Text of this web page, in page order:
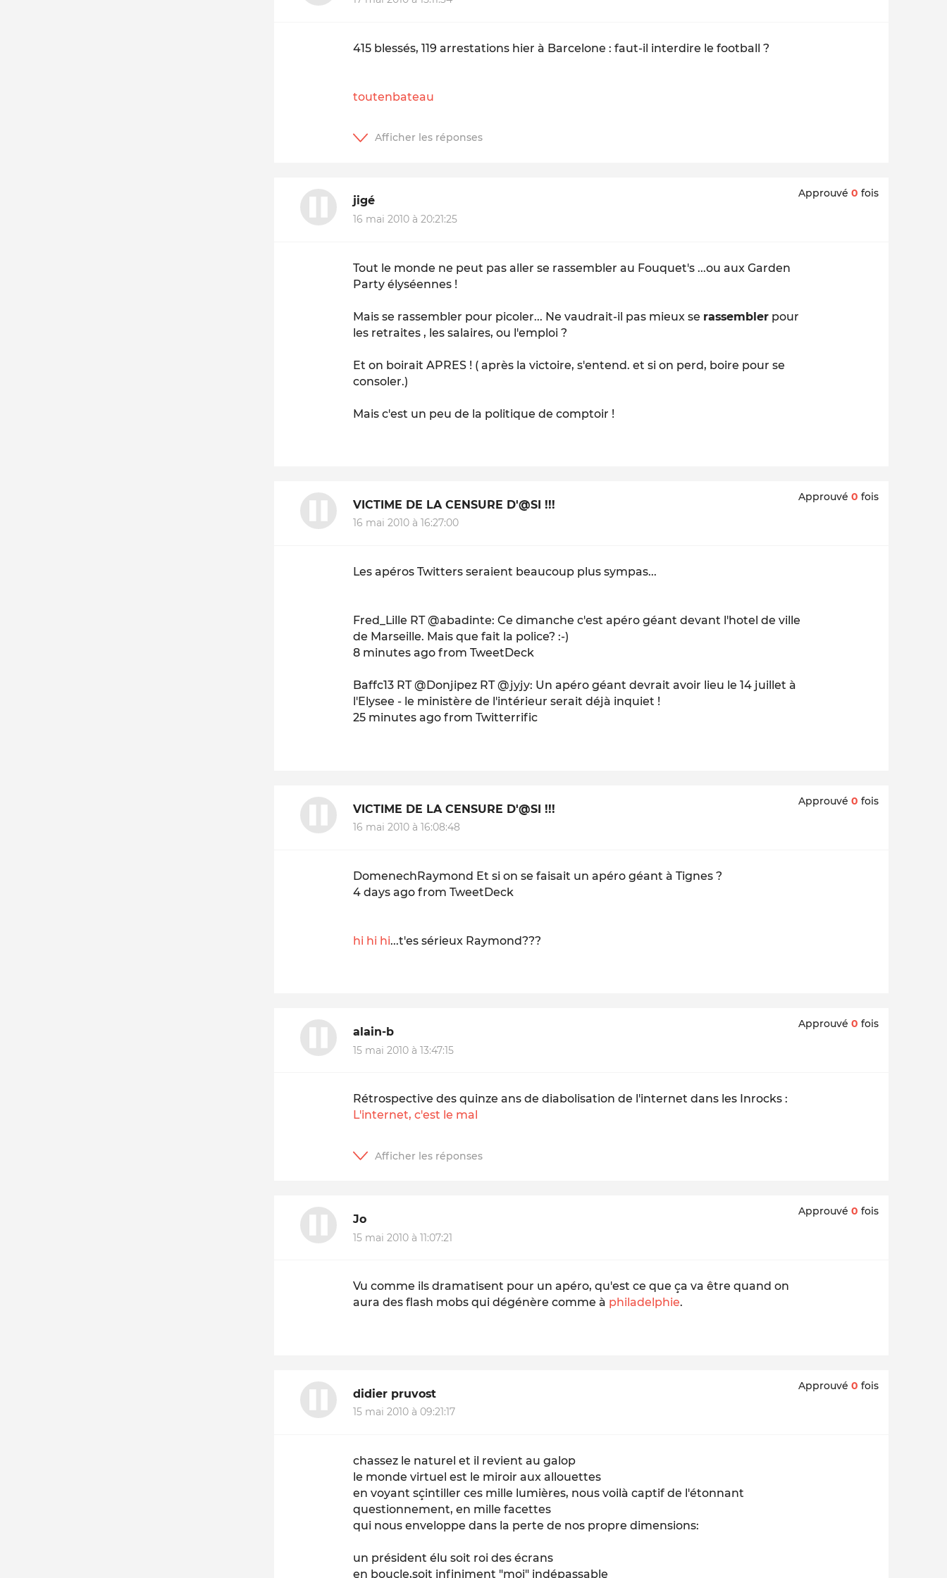
415 blessés, 119 arrestations hier à Barcelone : faut-il interdire le football ?
toutenbateau
jigé
16 mai 2010 à 20:21:25
Approuvé 0 fois
Tout le monde ne peut pas aller se rassembler au Fouquet's ...ou aux Garden
Party élyséennes !
Mais se rassembler pour picoler... Ne vaudrait-il pas mieux se rassembler pour
les retraites , les salaires, ou l'emploi ?
Et on boirait APRES ! ( après la victoire, s'entend. et si on perd, boire pour se
consoler.)
Mais c'est un peu de la politique de comptoir !
VICTIME DE LA CENSURE D'@SI !!!
16 mai 2010 à 16:27:00
Approuvé 0 fois
Les apéros Twitters seraient beaucoup plus sympas...
Fred_Lille RT @abadinte: Ce dimanche c'est apéro géant devant l'hotel de ville
de Marseille. Mais que fait la police? :-)
8 minutes ago from TweetDeck
Baffc13 RT @Donjipez RT @jyjy: Un apéro géant devrait avoir lieu le 14 juillet à
l'Elysee - le ministère de l'intérieur serait déjà inquiet !
25 minutes ago from Twitterrific
VICTIME DE LA CENSURE D'@SI !!!
16 mai 2010 à 16:08:48
Approuvé 0 fois
DomenechRaymond Et si on se faisait un apéro géant à Tignes ?
4 days ago from TweetDeck
hi hi hi...t'es sérieux Raymond???
alain-b
15 mai 2010 à 13:47:15
Approuvé 0 fois
Rétrospective des quinze ans de diabolisation de l'internet dans les Inrocks :
L'internet, c'est le mal
Jo
15 mai 2010 à 11:07:21
Approuvé 0 fois
Vu comme ils dramatisent pour un apéro, qu'est ce que ça va être quand on
aura des flash mobs qui dégénère comme à philadelphie.
didier pruvost
15 mai 2010 à 09:21:17
Approuvé 0 fois
chassez le naturel et il revient au galop
le monde virtuel est le miroir aux allouettes
en voyant sçintiller ces mille lumières, nous voilà captif de l'étonnant
questionnement, en mille facettes
qui nous enveloppe dans la perte de nos propre dimensions:
un président élu soit roi des écrans
en boucle,soit infiniment "moi" indépassable